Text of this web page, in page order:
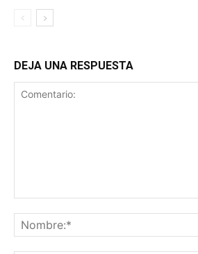
DEJA UNA RESPUESTA